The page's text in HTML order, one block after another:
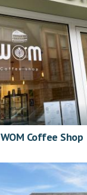
WOM Coffee Shop